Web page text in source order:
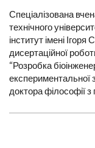
Спеціалізована
технічного
інститут імені
дисертаційної
“Розробка
експериментальної
доктора філософії з